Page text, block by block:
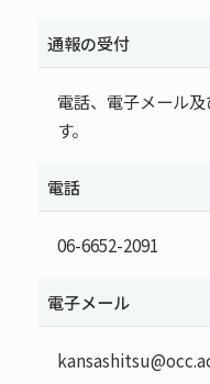
通報の受付
電話、電子メール
す。
電話
06-6652-2091
電子メール